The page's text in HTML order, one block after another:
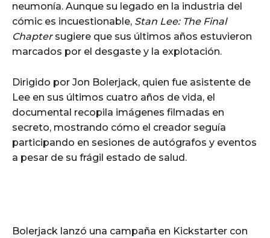
neumonía. Aunque su legado en la industria del
cómic es incuestionable, Stan Lee: The Final
Chaptersugiere que sus últimos años estuvieron
marcados por el desgaste y la explotación.
Dirigido por Jon Bolerjack, quien fue asistente de
Lee en sus últimos cuatro años de vida, el
documental recopila imágenes filmadas en
secreto, mostrando cómo el creador seguía
participando en sesiones de autógrafos y eventos
a pesar de su frágil estado de salud.
Bolerjack lanzó una campaña en Kickstarter con